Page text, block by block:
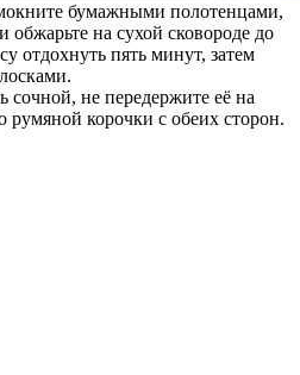
бумажными полотенцами,
обжарьте на сухой сковороде до
отдохнуть пять минут, затем
сочной, не передержите её на
румяной корочки с обеих сторон.